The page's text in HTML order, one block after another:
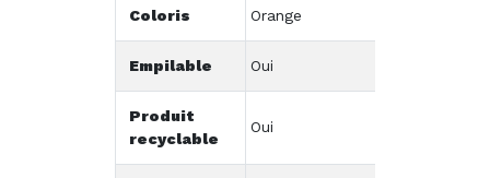
Coloris Orange
Empilable Oui
Produit
recyclable
Oui